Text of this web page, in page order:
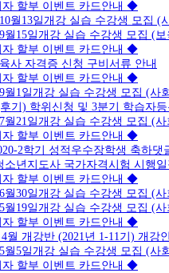
할부 이벤트 카드안내 ◆
월13일개강 실습 수강생 모집 (
월15일개강 실습 수강생 모집 (
할부 이벤트 카드안내 ◆
사 자격증 신청 구비서류 안내
할부 이벤트 카드안내 ◆
월1일개강 실습 수강생 모집 (사
기) 학위신청 및 3분기 학습자
월21일개강 실습 수강생 모집 (
할부 이벤트 카드안내 ◆
2학기 성적우수장학생 축하댓
소년지도사 국가자격시험 시행
할부 이벤트 카드안내 ◆
월30일개강 실습 수강생 모집 (
월19일개강 실습 수강생 모집 (
할부 이벤트 카드안내 ◆
월 개강반 (2021년 1-11기) 개강
월5일개강 실습 수강생 모집 (사
할부 이벤트 카드안내 ◆